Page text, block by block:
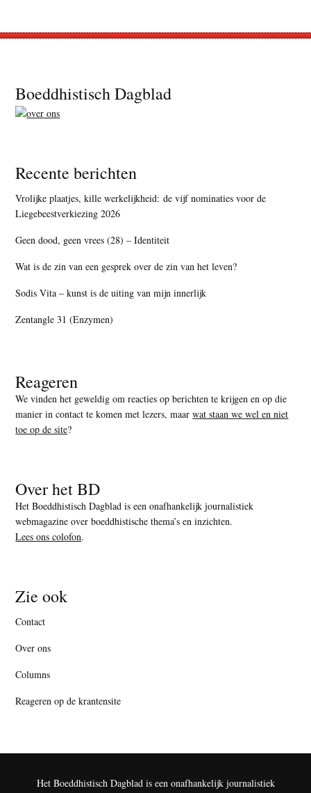
Footer
Boeddhistisch Dagblad
Recente berichten
Vrolijke plaatjes, kille werkelijkheid: de vijf nominaties voor de
Liegebeestverkiezing 2026
Geen dood, geen vrees (28) – Identiteit
Wat is de zin van een gesprek over de zin van het leven?
Sodis Vita – kunst is de uiting van mijn innerlijk
Zentangle 31 (Enzymen)
Reageren
We vinden het geweldig om reacties op berichten te krijgen en op die
manier in contact te komen met lezers, maarwat staan we wel en niet
toe op de site?
Over het BD
Het Boeddhistisch Dagblad is een onafhankelijk journalistiek
webmagazine over boeddhistische thema’s en inzichten.
Lees ons colofon.
Zie ook
Contact
Over ons
Columns
Reageren op de krantensite
Het Boeddhistisch Dagblad is een onafhankelijk journalistiek